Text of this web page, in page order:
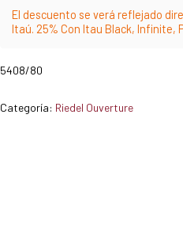
El descuento se verá reflejado
Itaú. 25% Con Itau Black, Infinite,
5408/80
Categoría: Riedel Ouverture